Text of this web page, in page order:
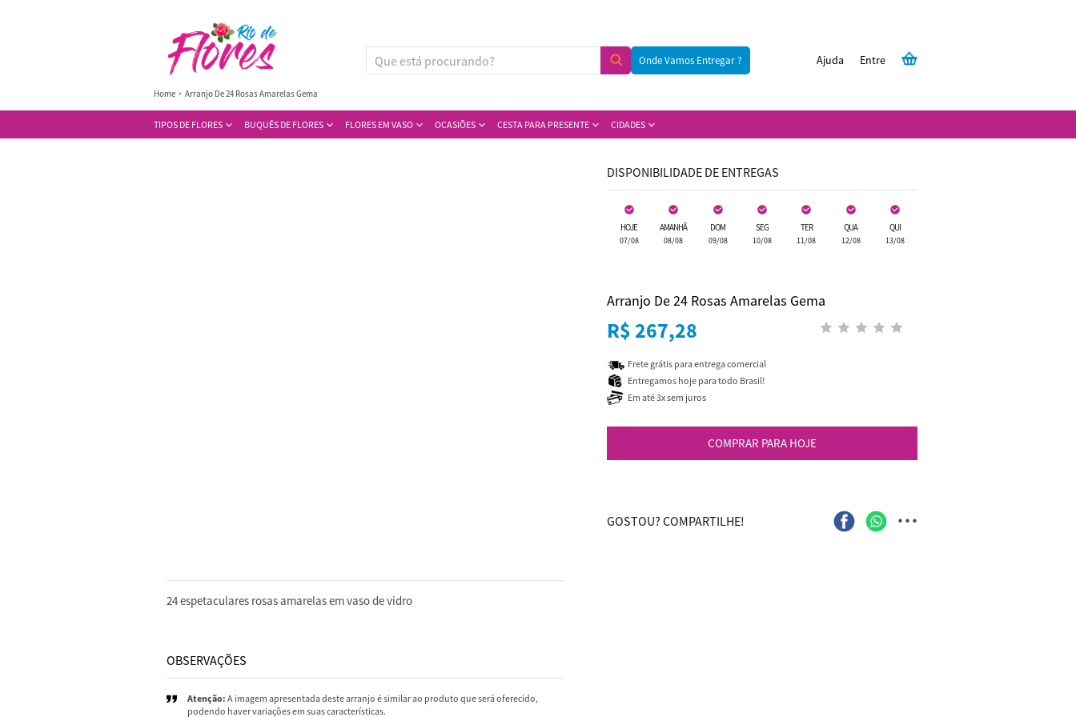
Onde Vamos Entregar ? Entre
Ajuda
TIPOS DE FLORES BUQUÊS DE FLORES FLORES EM VASO OCASIÕES CESTA PARA PRESENTE CIDADES
Home Arranjo De 24 Rosas Amarelas Gema
24 espetaculares rosas amarelas em vaso de vidro
OBSERVAÇÕES
Atenção: A imagem apresentada deste arranjo é similar ao produto que será oferecido,
podendo haver variações em suas características.
DISPONIBILIDADE DE ENTREGAS
HOJE
07/08
AMANHÃ
08/08
DOM
09/08
SEG
10/08
TER
11/08
QUA
12/08
QUI
13/08
Arranjo De 24 Rosas Amarelas Gema
R$ 267,28
Frete grátis para entrega comercial
Entregamos hoje para todo Brasil!
Em até 3x sem juros
COMPRAR PARA HOJE
GOSTOU? COMPARTILHE! ...